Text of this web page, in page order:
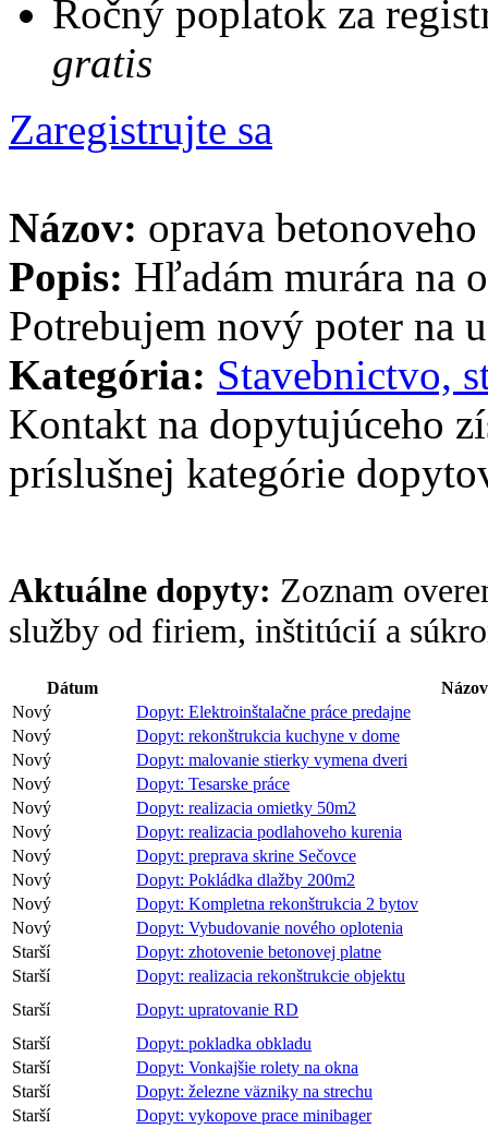
Ročný poplatok za
gratis
Zaregistrujte sa
Názov: oprava
Popis: Hľadám murára na
Potrebujem nový poter na
Kategória: Stavebnictvo,
Kontakt na dopytujúceho
príslušnej kategórie
Aktuálne dopyty: Zoznam
služby od firiem, inštitúcií a
Dátum
Názov
Nový
Dopyt: Elektroinštalačne práce predajne
Nový
Dopyt: rekonštrukcia kuchyne v dome
Nový
Dopyt: malovanie stierky vymena dveri
Nový
Dopyt: Tesarske práce
Nový
Dopyt: realizacia omietky 50m2
Nový
Dopyt: realizacia podlahoveho kurenia
Nový
Dopyt: preprava skrine Sečovce
Nový
Dopyt: Pokládka dlažby 200m2
Nový
Dopyt: Kompletna rekonštrukcia 2 bytov
Nový
Dopyt: Vybudovanie nového oplotenia
Starší
Dopyt: zhotovenie betonovej platne
Starší
Dopyt: realizacia rekonštrukcie objektu
Starší
Dopyt: upratovanie RD
Starší
Dopyt: pokladka obkladu
Starší
Dopyt: Vonkajšie rolety na okna
Starší
Dopyt: železne väzniky na strechu
Starší
Dopyt: vykopove prace minibager